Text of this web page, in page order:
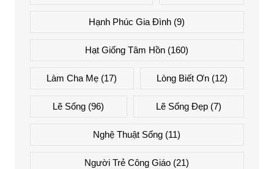
Hạnh Phúc Gia Đình (9)
Hạt Giống Tâm Hồn (160)
Làm Cha Mẹ (17) Lòng Biết Ơn(12)
Lẽ Sống (96) Lẽ Sống Đẹp(7)
Nghệ Thuật Sống (11)
Người Trẻ Công Giáo (21)